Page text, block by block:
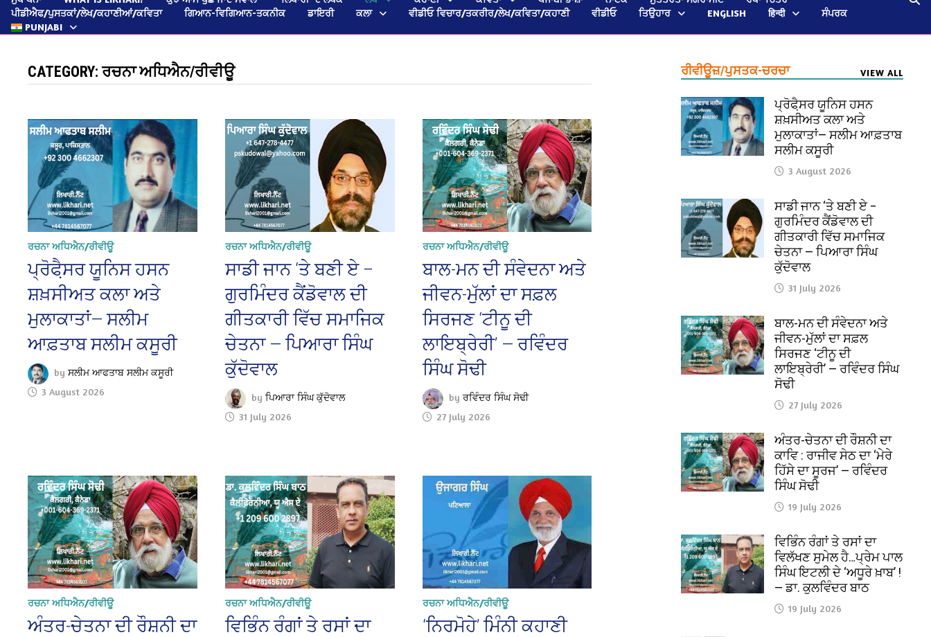
ਪੀਡੀਐਫ/ਪੁਸਤਕਾਂ/ਲੇਖ/ਕਹਾਣੀਆਂ/ਕਵਿਤਾ
ਗਿਆਨ-ਵਿਗਿਆਨ-ਤਕਨੀਕ ਡਾਇਰੀ ਕਲਾ ਵੀਡੀਓ ਵਿਚਾਰ/ਤਕਰੀਰ/ਲੇਖ/ਕਵਿਤਾ/ਕਹਾਣੀ ਵੀਡੀਓ ਤਿਉਹਾਰ ENGLISH हिन्दी
ਸੰਪਰਕ
PUNJABI
CATEGORY:ਰਚਨਾ ਅਧਿਐਨ/ਰੀਵੀਊ
ਰਚਨਾ ਅਧਿਐਨ/ਰੀਵੀਊ
ਪ੍ਰੋਫੈ਼ਸਰ ਯੂਨਿਸ ਹਸਨ
ਸ਼ਖ਼ਸੀਅਤ ਕਲਾ ਅਤੇ
ਮੁਲਾਕਾਤਾਂ— ਸਲੀਮ
ਆਫ਼ਤਾਬ ਸਲੀਮ ਕਸੂਰੀ
byਸਲੀਮ ਆਫਤਾਬ ਸਲੀਮ ਕਸੂਰੀ
3 August 2026
ਰਚਨਾ ਅਧਿਐਨ/ਰੀਵੀਊ
ਸਾਡੀ ਜਾਨ ‘ਤੇ ਬਣੀ ਏ –
ਗੁਰਮਿੰਦਰ ਕੈਂਡੋਵਾਲ ਦੀ
ਗੀਤਕਾਰੀ ਵਿੱਚ ਸਮਾਜਿਕ
ਚੇਤਨਾ — ਪਿਆਰਾ ਸਿੰਘ
ਕੁੱਦੋਵਾਲ
by ਪਿਆਰਾ ਸਿੰਘ ਕੁੱਦੋਵਾਲ
31 July 2026
ਰਚਨਾ ਅਧਿਐਨ/ਰੀਵੀਊ
ਬਾਲ-ਮਨ ਦੀ ਸੰਵੇਦਨਾ ਅਤੇ
ਜੀਵਨ-ਮੁੱਲਾਂ ਦਾ ਸਫ਼ਲ
ਸਿਰਜਣ ‘ਟੀਨੂ ਦੀ
ਲਾਇਬ੍ਰੇਰੀ’ — ਰਵਿੰਦਰ
ਸਿੰਘ ਸੋਢੀ
by ਰਵਿੰਦਰ ਸਿੰਘ ਸੋਢੀ
27 July 2026
ਰਚਨਾ ਅਧਿਐਨ/ਰੀਵੀਊ
ਅੰਤਰ-ਚੇਤਨਾ ਦੀ ਰੌਸ਼ਨੀ ਦਾ
ਰਚਨਾ ਅਧਿਐਨ/ਰੀਵੀਊ
ਵਿਭਿੰਨ ਰੰਗਾਂ ਤੇ ਰਸਾਂ ਦਾ
ਰਚਨਾ ਅਧਿਐਨ/ਰੀਵੀਊ
‘ਨਿਰਮੋਹੇ’ ਮਿੰਨੀ ਕਹਾਣੀ
ਰੀਵੀਊਜ਼/ਪੁਸਤਕ-ਚਰਚਾ VIEW ALL
ਪ੍ਰੋਫੈ਼ਸਰ ਯੂਨਿਸ ਹਸਨ
ਸ਼ਖ਼ਸੀਅਤ ਕਲਾ ਅਤੇ
ਮੁਲਾਕਾਤਾਂ— ਸਲੀਮ ਆਫ਼ਤਾਬ
ਸਲੀਮ ਕਸੂਰੀ
3 August 2026
ਸਾਡੀ ਜਾਨ ‘ਤੇ ਬਣੀ ਏ –
ਗੁਰਮਿੰਦਰ ਕੈਂਡੋਵਾਲ ਦੀ
ਗੀਤਕਾਰੀ ਵਿੱਚ ਸਮਾਜਿਕ
ਚੇਤਨਾ — ਪਿਆਰਾ ਸਿੰਘ
ਕੁੱਦੋਵਾਲ
31 July 2026
ਬਾਲ-ਮਨ ਦੀ ਸੰਵੇਦਨਾ ਅਤੇ
ਜੀਵਨ-ਮੁੱਲਾਂ ਦਾ ਸਫ਼ਲ
ਸਿਰਜਣ ‘ਟੀਨੂ ਦੀ
ਲਾਇਬ੍ਰੇਰੀ’ — ਰਵਿੰਦਰ ਸਿੰਘ
ਸੋਢੀ
27 July 2026
ਅੰਤਰ-ਚੇਤਨਾ ਦੀ ਰੌਸ਼ਨੀ ਦਾ
ਕਾਵਿ : ਰਾਜੀਵ ਸੇਠ ਦਾ ‘ਮੇਰੇ
ਹਿੱਸੇ ਦਾ ਸੂਰਜ’ — ਰਵਿੰਦਰ
ਸਿੰਘ ਸੋਢੀ
19 July 2026
ਵਿਭਿੰਨ ਰੰਗਾਂ ਤੇ ਰਸਾਂ ਦਾ
ਵਿਲੱਖਣ ਸੁਮੇਲ ਹੈ…ਪ੍ਰੇਮ ਪਾਲ
ਸਿੰਘ ਇਟਲੀ ਦੇ ‘ਅਧੂਰੇ ਖ਼ਾਬ’ !
— ਡਾ. ਕੁਲਵਿੰਦਰ ਬਾਠ
19 July 2026